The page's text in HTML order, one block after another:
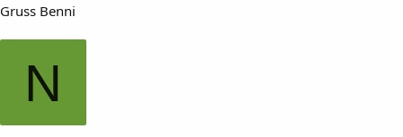
Gruss Benni
N